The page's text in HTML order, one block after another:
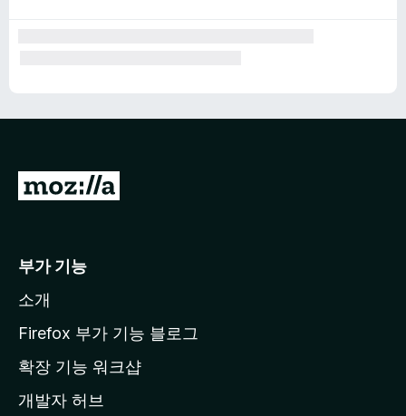
M
l
a
페
이
부가 기능
소개
Firefox 부가 기능 블로그
확장 기능 워크샵
개발자 허브